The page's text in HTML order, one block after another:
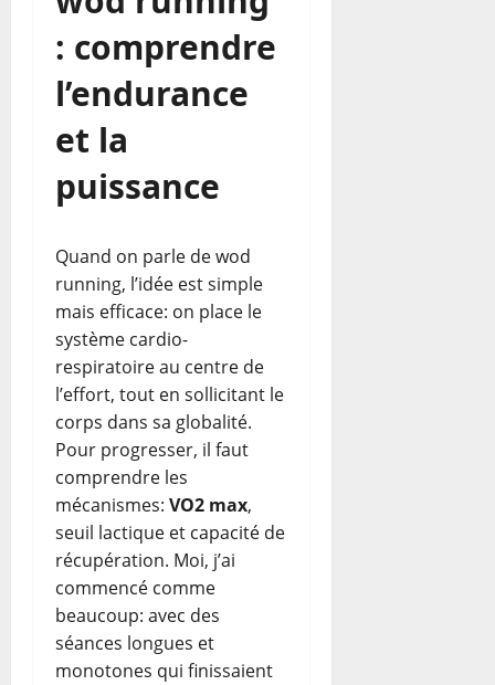
: comprendre
l’endurance
et la
puissance
Quand on parle de wod
running, l’idée est simple
mais efficace: on place le
système cardio-
respiratoire au centre de
l’effort, tout en sollicitant le
corps dans sa globalité.
Pour progresser, il faut
comprendre les
mécanismes: VO2 max,
seuil lactique et capacité de
récupération. Moi, j’ai
commencé comme
beaucoup: avec des
séances longues et
monotones qui finissaient